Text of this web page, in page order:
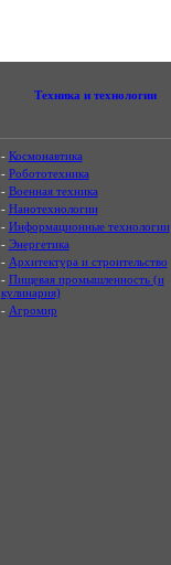
Техника и технологии
- Космонавтика
- Робототехника
- Военная техника
- Нанотехнологии
- Информационные технологии
- Энергетика
- Архитектура и строительство
- Пищевая промышленность (и
кулинария)
- Агромир